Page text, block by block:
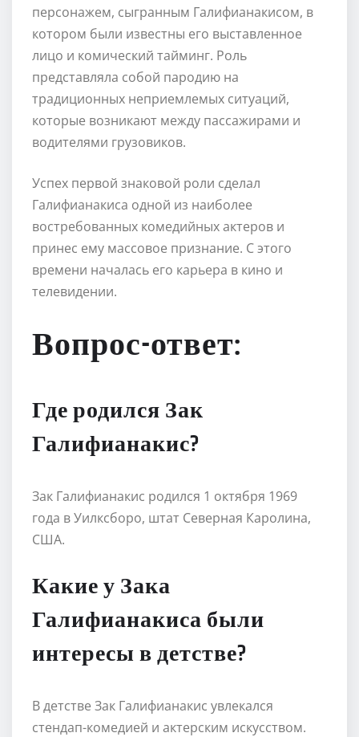
персонажем, сыгранным Галифианакисом, в
котором были известны его выставленное
лицо и комический тайминг. Роль
представляла собой пародию на
традиционных неприемлемых ситуаций,
которые возникают между пассажирами и
водителями грузовиков.
Успех первой знаковой роли сделал
Галифианакиса одной из наиболее
востребованных комедийных актеров и
принес ему массовое признание. С этого
времени началась его карьера в кино и
телевидении.
Вопрос-ответ:
Где родился Зак
Галифианакис?
Зак Галифианакис родился 1 октября 1969
года в Уилксборо, штат Северная Каролина,
США.
Какие у Зака
Галифианакиса были
интересы в детстве?
В детстве Зак Галифианакис увлекался
стендап-комедией и актерским искусством.